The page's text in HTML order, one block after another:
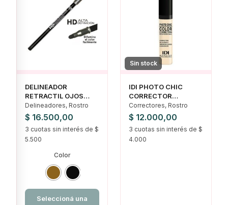
DELINEADOR
RETRACTIL OJOS
CON ESFUMINO IDI
HIPOALERGENICO
TODOS LOS TONOS
Delineadores, Rostro
$ 16.500,00
3 cuotas sin interés de $
5.500
Color
Seleccioná una
Sin stock
IDI PHOTO CHIC
CORRECTOR
HIPOALERGENICO
TODOS LOS TONOS
Correctores, Rostro
$ 12.000,00
3 cuotas sin interés de $
4.000